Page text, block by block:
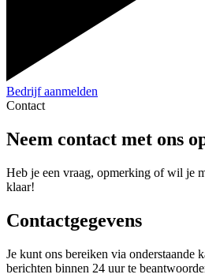
Bedrijf aanmelden
Contact
Neem contact met ons
Heb je een vraag, opmerking of wil je
klaar!
Contactgegevens
Je kunt ons bereiken via onderstaande
berichten binnen 24 uur te